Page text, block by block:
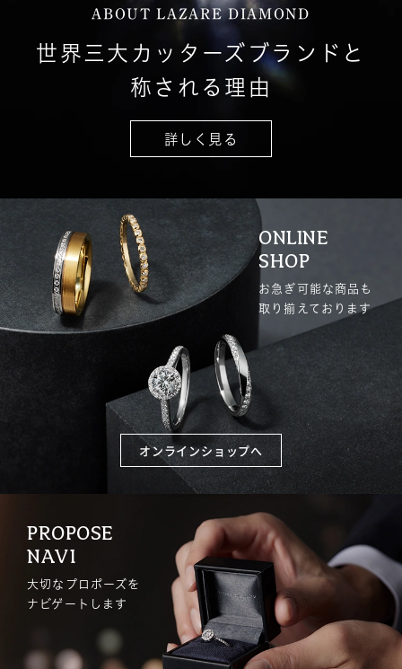
ABOUT LAZARE DIAMOND
世界三大カッターズブランドと
称される理由
詳しく見る
ONLINE
SHOP
お急ぎ可能な商品も
取り揃えております
オンラインショップへ
PROPOSE
NAVI
大切なプロポーズを
ナビゲートします